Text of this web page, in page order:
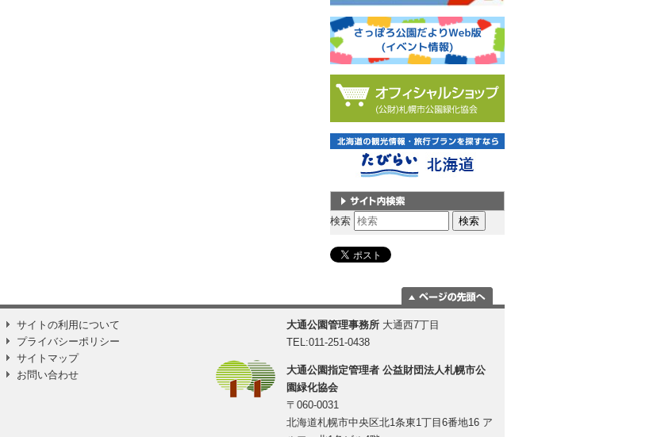
サイト内検索
検索
に移動
サイトの利用について
プライバシーポリシー
サイトマップ
お問い合わせ
大通公園管理事務所 大通西7丁目
TEL:011-251-0438
大通公園指定管理者 公益財団法人札幌市公
園緑化協会
〒060-0031
北海道札幌市中央区北1条東1丁目6番地16 ア